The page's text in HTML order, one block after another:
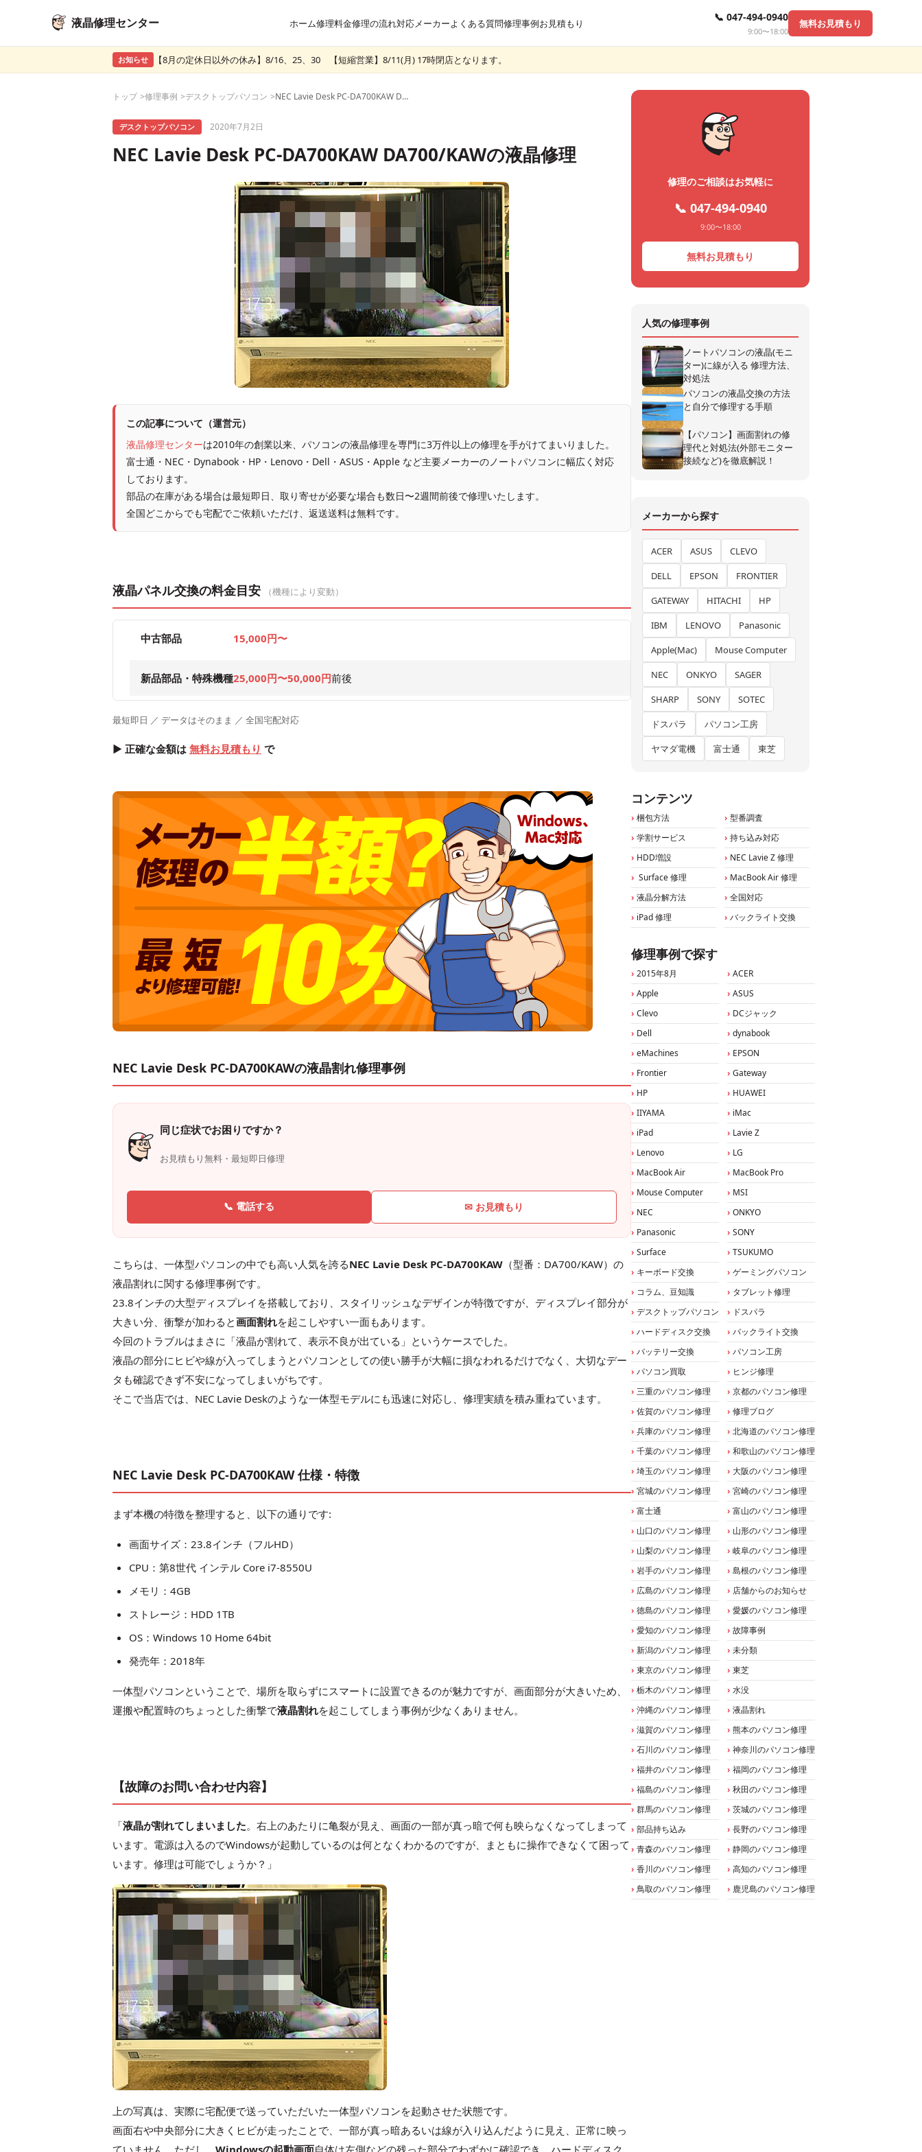
液晶修理センター ホーム修理料金修理の流れ対応メーカーよくある質問修理事例お見積もり 📞 047-494-0940
9:00〜18:00
無料お見積もり
お知らせ 【8月の定休日以外の休み】8/16、25、30 【短縮営業】8/11(月) 17時閉店となります。
トップ 修理事例 デスクトップパソコン NEC Lavie Desk PC-DA700KAW DA700/KAWの液晶修理
デスクトップパソコン 2020年7月2日
NEC Lavie Desk PC-DA700KAW DA700/KAWの液晶修理
この記事について（運営元）
液晶修理センターは2010年の創業以来、パソコンの液晶修理を専門に3万件以上の修理を手がけてまいりました。
富士通・NEC・Dynabook・HP・Lenovo・Dell・ASUS・Apple など主要メーカーのノートパソコンに幅広く対応
しております。
部品の在庫がある場合は最短即日、取り寄せが必要な場合も数日〜2週間前後で修理いたします。
全国どこからでも宅配でご依頼いただけ、返送送料は無料です。
液晶パネル交換の料金目安 （機種により変動）
中古部品 15,000円〜
新品部品・特殊機種25,000円〜50,000円前後
最短即日 ／ データはそのまま ／ 全国宅配対応
▶ 正確な金額は 無料お見積もり で
NEC Lavie Desk PC-DA700KAWの液晶割れ修理事例
同じ症状でお困りですか？
お見積もり無料・最短即日修理
📞 電話する ✉ お見積もり
こちらは、一体型パソコンの中でも高い人気を誇るNEC Lavie Desk PC-DA700KAW （型番：DA700/KAW）の
液晶割れに関する修理事例です。
23.8インチの大型ディスプレイを搭載しており、スタイリッシュなデザインが特徴ですが、ディスプレイ部分が
大きい分、衝撃が加わると画面割れを起こしやすい一面もあります。
今回のトラブルはまさに「液晶が割れて、表示不良が出ている」というケースでした。
液晶の部分にヒビや線が入ってしまうとパソコンとしての使い勝手が大幅に損なわれるだけでなく、大切なデー
タも確認できず不安になってしまいがちです。
そこで当店では、NEC Lavie Deskのような一体型モデルにも迅速に対応し、修理実績を積み重ねています。
NEC Lavie Desk PC-DA700KAW 仕様・特徴
まず本機の特徴を整理すると、以下の通りです:
画面サイズ：23.8インチ（フルHD）
CPU：第8世代 インテル Core i7-8550U
メモリ：4GB
ストレージ：HDD 1TB
OS：Windows 10 Home 64bit
発売年：2018年
一体型パソコンということで、場所を取らずにスマートに設置できるのが魅力ですが、画面部分が大きいため、
運搬や配置時のちょっとした衝撃で液晶割れを起こしてしまう事例が少なくありません。
【故障のお問い合わせ内容】
「液晶が割れてしまいました。右上のあたりに亀裂が見え、画面の一部が真っ暗で何も映らなくなってしまって
います。電源は入るのでWindowsが起動しているのは何となくわかるのですが、まともに操作できなくて困って
います。修理は可能でしょうか？」
上の写真は、実際に宅配便で送っていただいた一体型パソコンを起動させた状態です。
画面右や中央部分に大きくヒビが走ったことで、一部が真っ暗あるいは線が入り込んだように見え、正常に映っ
修理のご相談はお気軽に
📞 047-494-0940
9:00〜18:00
無料お見積もり
人気の修理事例
ノートパソコンの液晶(モニ
ター)に線が入る 修理方法、
対処法
パソコンの液晶交換の方法
と自分で修理する手順
【パソコン】画面割れの修
理代と対処法(外部モニター
接続など)を徹底解説！
メーカーから探す
ACER ASUS
CLEVO
DELL
EPSON
FRONTIER
GATEWAY
HITACHI
HP
IBM
LENOVO
Panasonic
Apple(Mac)
Mouse Computer
NEC
ONKYO
SAGER
SHARP
SONY
SOTEC
ドスパラ
パソコン工房
ヤマダ電機
富士通 東芝
コンテンツ
梱包方法
型番調査
学割サービス
持ち込み対応
HDD増設
NEC Lavie Z 修理
Surface 修理
MacBook Air 修理
液晶分解方法
全国対応
iPad 修理
バックライト交換
修理事例で探す
2015年8月
ACER
Apple
ASUS
Clevo
DCジャック
Dell
dynabook
eMachines
EPSON
Frontier
Gateway
HP
HUAWEI
IIYAMA
iMac
iPad
Lavie Z
Lenovo
LG
MacBook Air
MacBook Pro
Mouse Computer
MSI
NEC
ONKYO
Panasonic
SONY
Surface
TSUKUMO
キーボード交換
ゲーミングパソコン
コラム、豆知識
タブレット修理
デスクトップパソコン
ドスパラ
ハードディスク交換
バックライト交換
バッテリー交換
パソコン工房
パソコン買取
ヒンジ修理
三重のパソコン修理
京都のパソコン修理
佐賀のパソコン修理
修理ブログ
兵庫のパソコン修理
北海道のパソコン修理
千葉のパソコン修理
和歌山のパソコン修理
埼玉のパソコン修理
大阪のパソコン修理
宮城のパソコン修理
宮崎のパソコン修理
富士通
富山のパソコン修理
山口のパソコン修理
山形のパソコン修理
山梨のパソコン修理
岐阜のパソコン修理
岩手のパソコン修理
島根のパソコン修理
広島のパソコン修理
店舗からのお知らせ
徳島のパソコン修理
愛媛のパソコン修理
愛知のパソコン修理
故障事例
新潟のパソコン修理
未分類
東京のパソコン修理
東芝
栃木のパソコン修理
水没
沖縄のパソコン修理
液晶割れ
滋賀のパソコン修理
熊本のパソコン修理
石川のパソコン修理
神奈川のパソコン修理
福井のパソコン修理
福岡のパソコン修理
福島のパソコン修理
秋田のパソコン修理
群馬のパソコン修理
茨城のパソコン修理
部品持ち込み
長野のパソコン修理
青森のパソコン修理
静岡のパソコン修理
香川のパソコン修理
高知のパソコン修理
鳥取のパソコン修理
鹿児島のパソコン修理